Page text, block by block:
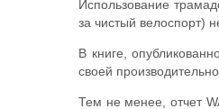
Использование
за чистый велоспорт)
В книге,
своей
Тем не менее, отчет